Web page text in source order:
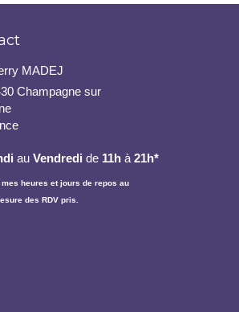
MADEJ
Champagne sur
auVendredi de 11hà21h*
mes heures et jours de repos au
des RDV pris.